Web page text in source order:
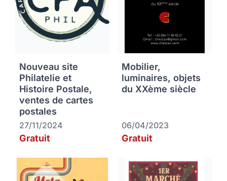
Nouveau site
Philatelie et
Histoire Postale,
ventes de cartes
postales
27/11/2024
Gratuit
Mobilier,
luminaires, objets
du XXème siècle
06/04/2023
Gratuit